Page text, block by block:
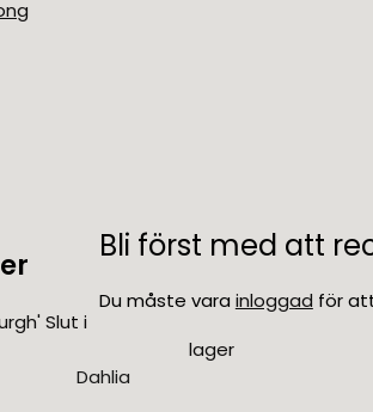
Bli först med att
Du måste vara inloggad för
Slut i
lager
Dahlia